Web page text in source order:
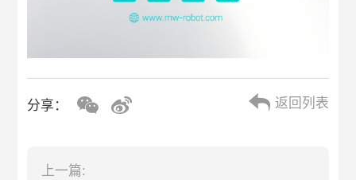
分享： 返回列表
上一篇: